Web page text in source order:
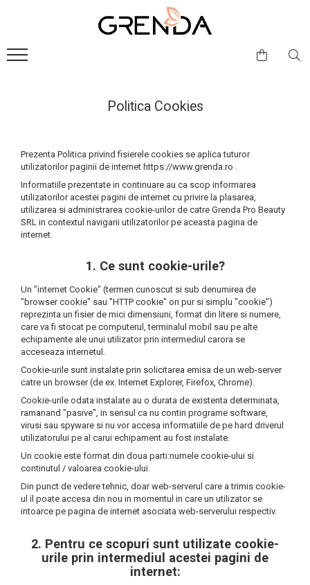
ACCESORII UNGHII
PORI DILATATI SI EXCES SEBUM
TRATARE ACNEE SEVERA
UNIFORMIZARE CULOARE TEN
INGRIJIRE TEN SENSIBIL
INGRIJIREA CORPULUI
INGRIJIREA MAINILOR
INGRIJIREA PARULUI
ILUMINATOR SI CONTUR
FARD DE OBRAZ
FIXARE SI DEMACHIERE
MASCARA
ALTE ACCESORII MACHIAJ
GENE FALSE
Politica Cookies
Prezenta Politica privind fisierele cookies se aplica tuturor
utilizatorilor paginii de internet https://www.grenda.ro .
Informatiile prezentate in continuare au ca scop informarea
utilizatorilor acestei pagini de internet cu privire la plasarea,
utilizarea si administrarea cookie-urilor de catre Grenda Pro Beauty
SRL in contextul navigarii utilizatorilor pe aceasta pagina de
internet.
1. Ce sunt cookie-urile?
Un "internet Cookie" (termen cunoscut si sub denumirea de
"browser cookie" sau "HTTP cookie" ori pur si simplu "cookie")
reprezinta un fisier de mici dimensiuni, format din litere si numere,
care va fi stocat pe computerul, terminalul mobil sau pe alte
echipamente ale unui utilizator prin intermediul carora se
acceseaza internetul.
Cookie-urile sunt instalate prin solicitarea emisa de un web-server
catre un browser (de ex. Internet Explorer, Firefox, Chrome).
Cookie-urile odata instalate au o durata de existenta determinata,
ramanand "pasive", in sensul ca nu contin programe software,
virusi sau spyware si nu vor accesa informatiile de pe hard driverul
utilizatorului pe al carui echipament au fost instalate.
Un cookie este format din doua parti:numele cookie-ului si
continutul / valoarea cookie-ului.
Din punct de vedere tehnic, doar web-serverul care a trimis cookie-
ul il poate accesa din nou in momentul in care un utilizator se
intoarce pe pagina de internet asociata web-serverului respectiv.
2. Pentru ce scopuri sunt utilizate cookie-
urile prin intermediul acestei pagini de
internet: